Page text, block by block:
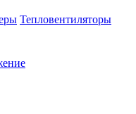
Тепловентиляторы